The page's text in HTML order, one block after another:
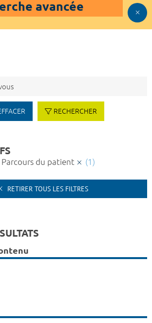
avancée
RECHERCHER
du patient (1)
RETIRER TOUS LES FILTRES